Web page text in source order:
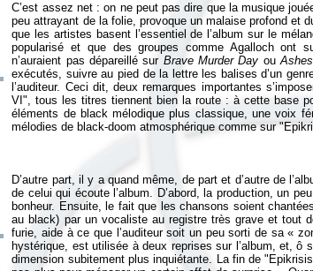
C’est assez net : on ne peut pas dire que la musique
peu attrayant de la folie, provoque un malaise profond et
que les artistes basent l’essentiel de l’album sur le
popularisé et que des groupes comme Agalloch ont
n’auraient pas dépareillé sur Brave Murder Day ou
exécutés, suivre au pied de la lettre les balises d’un
l’auditeur. Ceci dit, deux remarques importantes
VI", tous les titres tiennent bien la route : à cette base
éléments de black mélodique plus classique, une voix
mélodies de black-doom atmosphérique comme sur
D’autre part, il y a quand même, de part et d’autre de
de celui qui écoute l’album. D’abord, la production, un
bonheur. Ensuite, le fait que les chansons soient
au black) par un vocaliste au registre très grave et tout
furie, aide à ce que l’auditeur soit un peu sorti de sa «
hystérique, est utilisée à deux reprises sur l’album, et, ô
dimension subitement plus inquiétante. La fin de